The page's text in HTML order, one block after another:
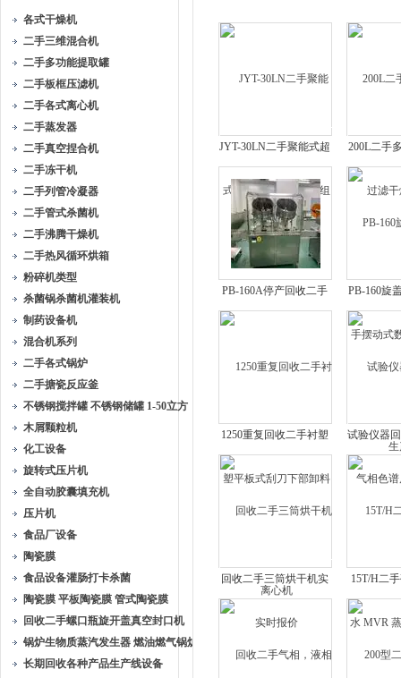
各式干燥机
二手三维混合机
二手多功能提取罐
二手板框压滤机
二手各式离心机
二手蒸发器
二手真空捏合机
二手冻干机
二手列管冷凝器
二手管式杀菌机
二手沸腾干燥机
二手热风循环烘箱
粉碎机类型
杀菌锅杀菌机灌装机
制药设备机
混合机系列
二手各式锅炉
二手搪瓷反应釜
不锈钢搅拌罐 不锈钢储罐 1-50立方
木屑颗粒机
化工设备
旋转式压片机
全自动胶囊填充机
压片机
食品厂设备
陶瓷膜
食品设备灌肠打卡杀菌
陶瓷膜 平板陶瓷膜 管式陶瓷膜
回收二手螺口瓶旋开盖真空封口机
锅炉生物质蒸汽发生器 燃油燃气锅炉
长期回收各种产品生产线设备
JYT-30LN二手聚能式超
声波提取浓缩机组
200L二手
滤干
PB-160A停产回收二手
电子数粒瓶装包装联动
PB-160旋
摆动式数
1250重复回收二手衬塑
平板式刮刀下部卸料离
心机
试验仪器
色谱质
回收二手三筒烘干机实
时报价
15T/H二
MVR 蒸发